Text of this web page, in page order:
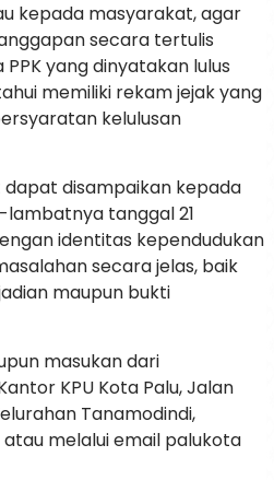
kepada masyarakat, agar
secara tertulis
yang dinyatakan lulus
memiliki rekam jejak yang
kelulusan
disampaikan kepada
lambatnya tanggal 21
identitas kependudukan
secara jelas, baik
maupun bukti
masukan dari
KPU Kota Palu, Jalan
Tanamodindi,
melalui email palukota